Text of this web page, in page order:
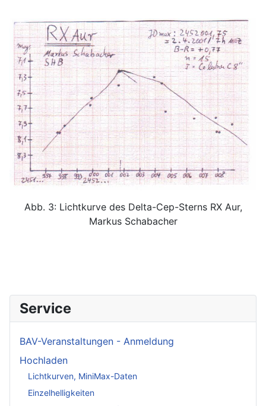
Abb. 3: Lichtkurve des Delta-Cep-Sterns RX Aur,
Markus Schabacher
Service
BAV-Veranstaltungen - Anmeldung
Hochladen
Lichtkurven, MiniMax-Daten
Einzelhelligkeiten